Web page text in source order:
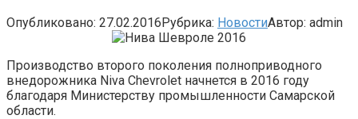
Опубликовано: 27.02.2016Рубрика: НовостиАвтор: admin
Производство второго поколения полноприводного
внедорожника Niva Chevrolet начнется в 2016 году
благодаря Министерству промышленности Самарской
области.